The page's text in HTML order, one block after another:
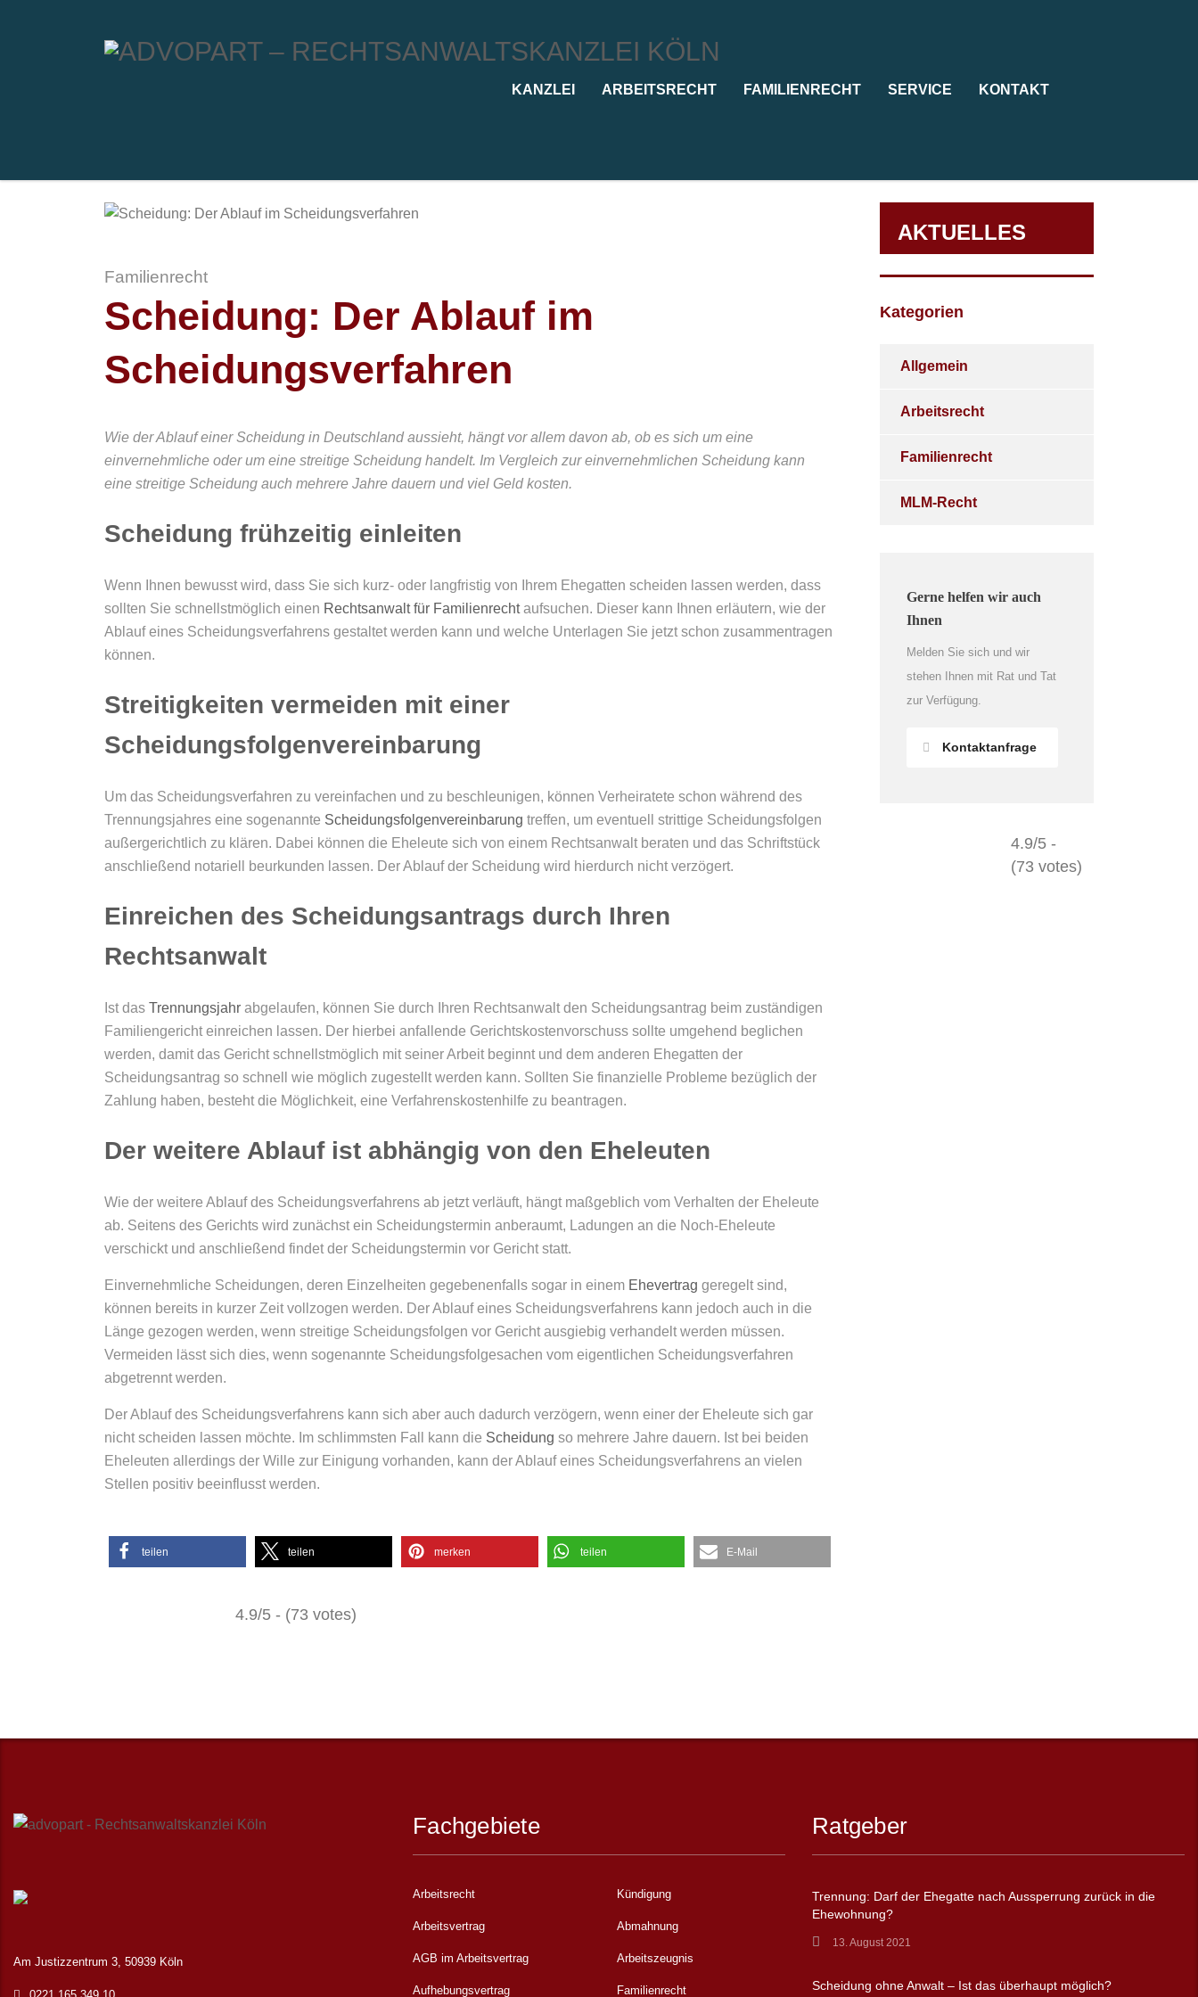
KANZLEI ARBEITSRECHT FAMILIENRECHT SERVICE KONTAKT
Familienrecht
Scheidung: Der Ablauf im
Scheidungsverfahren
Wie der Ablauf einer Scheidung in Deutschland aussieht, hängt vor allem davon ab, ob es sich um eine
einvernehmliche oder um eine streitige Scheidung handelt. Im Vergleich zur einvernehmlichen Scheidung kann
eine streitige Scheidung auch mehrere Jahre dauern und viel Geld kosten.
Scheidung frühzeitig einleiten
Wenn Ihnen bewusst wird, dass Sie sich kurz- oder langfristig von Ihrem Ehegatten scheiden lassen werden, dass
sollten Sie schnellstmöglich einen Rechtsanwalt für Familienrechtaufsuchen. Dieser kann Ihnen erläutern, wie der
Ablauf eines Scheidungsverfahrens gestaltet werden kann und welche Unterlagen Sie jetzt schon zusammentragen
können.
Streitigkeiten vermeiden mit einer
Scheidungsfolgenvereinbarung
Um das Scheidungsverfahren zu vereinfachen und zu beschleunigen, können Verheiratete schon während des
Trennungsjahres eine sogenannte Scheidungsfolgenvereinbarung treffen, um eventuell strittige Scheidungsfolgen
außergerichtlich zu klären. Dabei können die Eheleute sich von einem Rechtsanwalt beraten und das Schriftstück
anschließend notariell beurkunden lassen. Der Ablauf der Scheidung wird hierdurch nicht verzögert.
Einreichen des Scheidungsantrags durch Ihren
Rechtsanwalt
Ist das Trennungsjahr abgelaufen, können Sie durch Ihren Rechtsanwalt den Scheidungsantrag beim zuständigen
Familiengericht einreichen lassen. Der hierbei anfallende Gerichtskostenvorschuss sollte umgehend beglichen
werden, damit das Gericht schnellstmöglich mit seiner Arbeit beginnt und dem anderen Ehegatten der
Scheidungsantrag so schnell wie möglich zugestellt werden kann. Sollten Sie finanzielle Probleme bezüglich der
Zahlung haben, besteht die Möglichkeit, eine Verfahrenskostenhilfe zu beantragen.
Der weitere Ablauf ist abhängig von den Eheleuten
Wie der weitere Ablauf des Scheidungsverfahrens ab jetzt verläuft, hängt maßgeblich vom Verhalten der Eheleute
ab. Seitens des Gerichts wird zunächst ein Scheidungstermin anberaumt, Ladungen an die Noch-Eheleute
verschickt und anschließend findet der Scheidungstermin vor Gericht statt.
Einvernehmliche Scheidungen, deren Einzelheiten gegebenenfalls sogar in einem Ehevertrag geregelt sind,
können bereits in kurzer Zeit vollzogen werden. Der Ablauf eines Scheidungsverfahrens kann jedoch auch in die
Länge gezogen werden, wenn streitige Scheidungsfolgen vor Gericht ausgiebig verhandelt werden müssen.
Vermeiden lässt sich dies, wenn sogenannte Scheidungsfolgesachen vom eigentlichen Scheidungsverfahren
abgetrennt werden.
Der Ablauf des Scheidungsverfahrens kann sich aber auch dadurch verzögern, wenn einer der Eheleute sich gar
nicht scheiden lassen möchte. Im schlimmsten Fall kann die Scheidung so mehrere Jahre dauern. Ist bei beiden
Eheleuten allerdings der Wille zur Einigung vorhanden, kann der Ablauf eines Scheidungsverfahrens an vielen
Stellen positiv beeinflusst werden.
teilen teilen merken teilen E-Mail
4.9/5 - (73 votes)
AKTUELLES
Kategorien
Allgemein
Arbeitsrecht
Familienrecht
MLM-Recht
Gerne helfen wir auch
Ihnen
Melden Sie sich und wir
stehen Ihnen mit Rat und Tat
zur Verfügung.
Kontaktanfrage
4.9/5 -
(73 votes)
Am Justizzentrum 3, 50939 Köln
Fachgebiete
Arbeitsrecht Kündigung
Arbeitsvertrag Abmahnung
AGB im Arbeitsvertrag Arbeitszeugnis
Aufhebungsvertrag Familienrecht
Ratgeber
Trennung: Darf der Ehegatte nach Aussperrung zurück in die
Ehewohnung?
13. August 2021
Scheidung ohne Anwalt – Ist das überhaupt möglich?